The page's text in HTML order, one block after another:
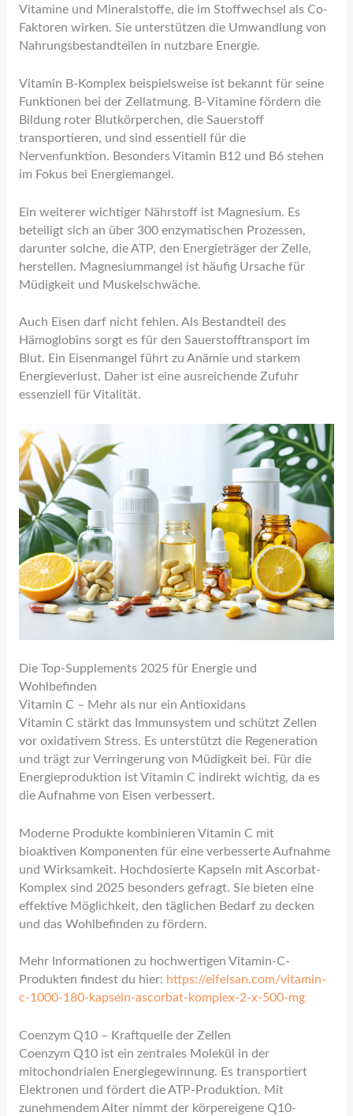
Vitamine und Mineralstoffe, die im Stoffwechsel als Co-
Faktoren wirken. Sie unterstützen die Umwandlung von
Nahrungsbestandteilen in nutzbare Energie.
Vitamin B-Komplex beispielsweise ist bekannt für seine
Funktionen bei der Zellatmung. B-Vitamine fördern die
Bildung roter Blutkörperchen, die Sauerstoff
transportieren, und sind essentiell für die
Nervenfunktion. Besonders Vitamin B12 und B6 stehen
im Fokus bei Energiemangel.
Ein weiterer wichtiger Nährstoff ist Magnesium. Es
beteiligt sich an über 300 enzymatischen Prozessen,
darunter solche, die ATP, den Energieträger der Zelle,
herstellen. Magnesiummangel ist häufig Ursache für
Müdigkeit und Muskelschwäche.
Auch Eisen darf nicht fehlen. Als Bestandteil des
Hämoglobins sorgt es für den Sauerstofftransport im
Blut. Ein Eisenmangel führt zu Anämie und starkem
Energieverlust. Daher ist eine ausreichende Zufuhr
essenziell für Vitalität.
Die Top-Supplements 2025 für Energie und
Wohlbefinden
Vitamin C – Mehr als nur ein Antioxidans
Vitamin C stärkt das Immunsystem und schützt Zellen
vor oxidativem Stress. Es unterstützt die Regeneration
und trägt zur Verringerung von Müdigkeit bei. Für die
Energieproduktion ist Vitamin C indirekt wichtig, da es
die Aufnahme von Eisen verbessert.
Moderne Produkte kombinieren Vitamin C mit
bioaktiven Komponenten für eine verbesserte Aufnahme
und Wirksamkeit. Hochdosierte Kapseln mit Ascorbat-
Komplex sind 2025 besonders gefragt. Sie bieten eine
effektive Möglichkeit, den täglichen Bedarf zu decken
und das Wohlbefinden zu fördern.
Mehr Informationen zu hochwertigen Vitamin-C-
Produkten findest du hier: https://eifelsan.com/vitamin-
c-1000-180-kapseln-ascorbat-komplex-2-x-500-mg
Coenzym Q10 – Kraftquelle der Zellen
Coenzym Q10 ist ein zentrales Molekül in der
mitochondrialen Energiegewinnung. Es transportiert
Elektronen und fördert die ATP-Produktion. Mit
zunehmendem Alter nimmt der körpereigene Q10-